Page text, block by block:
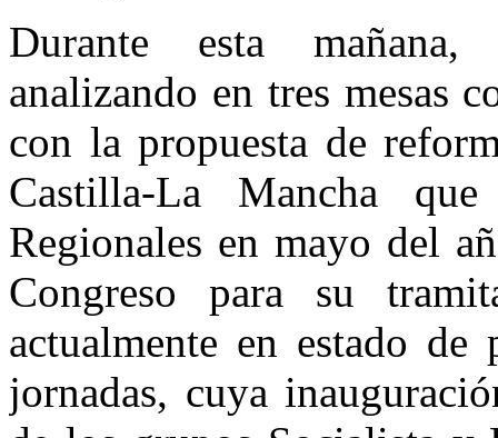
Durante esta mañana,
analizando en tres mesas
con la propuesta de
Castilla-La Mancha
Regionales en mayo del
Congreso para su
actualmente en estado de
jornadas, cuya